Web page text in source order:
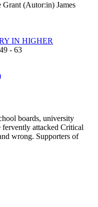
Grant (Autor:in) James
IN HIGHER
- 63
boards, university
fervently attacked Critical
wrong. Supporters of